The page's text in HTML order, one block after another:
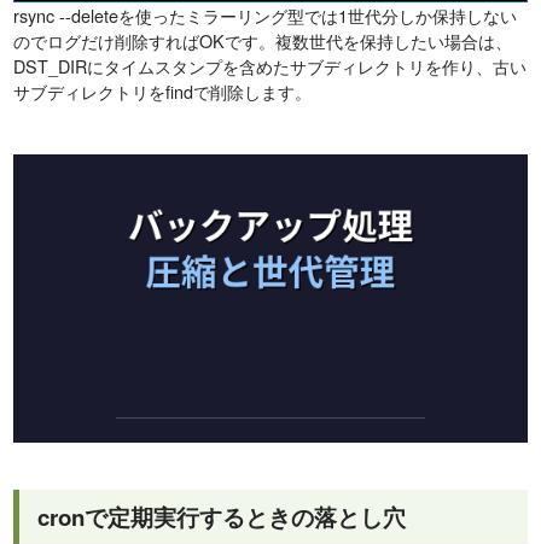
rsync --deleteを使ったミラーリング型では1世代分しか保持しない
のでログだけ削除すればOKです。複数世代を保持したい場合は、
DST_DIRにタイムスタンプを含めたサブディレクトリを作り、古い
サブディレクトリをfindで削除します。
cronで定期実行するときの落とし穴